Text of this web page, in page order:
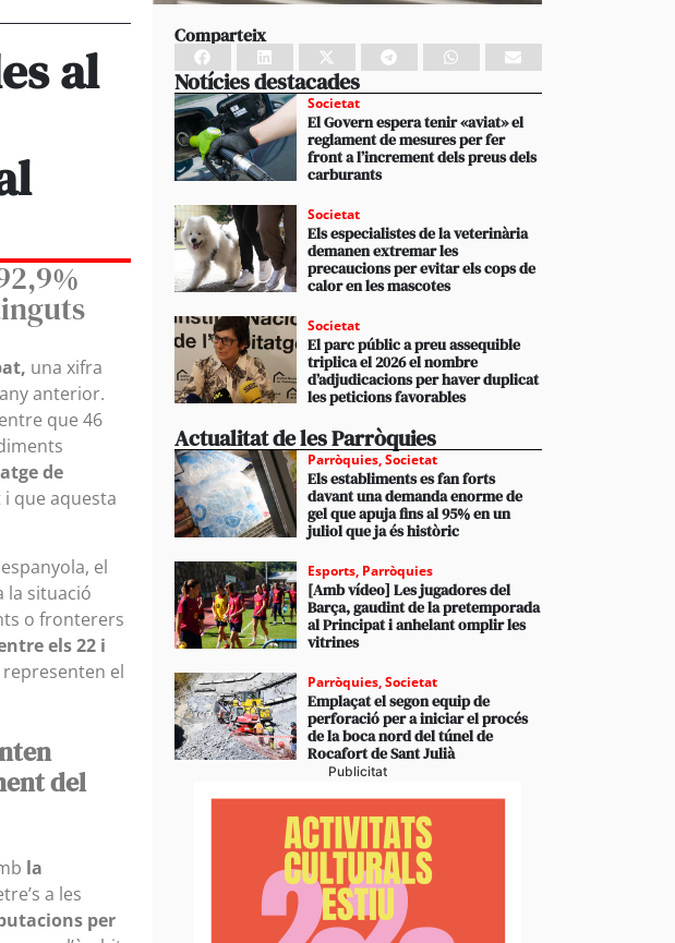
al
una xifra
anterior.
que 46
de
que aquesta
el
la situació
o fronterers
els 22 i
representen el
del
la
a les
per
Comparteix
Notícies destacades
Societat
El Govern espera tenir «aviat» el
reglament de mesures per fer
front a l’increment dels preus dels
carburants
Societat
Els especialistes de la veterinària
demanen extremar les
precaucions per evitar els cops de
calor en les mascotes
Societat
El parc públic a preu assequible
triplica el 2026 el nombre
d’adjudicacions per haver duplicat
les peticions favorables
Actualitat de les Parròquies
Parròquies,Societat
Els establiments es fan forts
davant una demanda enorme de
gel que apuja fins al 95% en un
juliol que ja és històric
Esports, Parròquies
[Amb vídeo] Les jugadores del
Barça, gaudint de la pretemporada
al Principat i anhelant omplir les
vitrines
Parròquies,Societat
Emplaçat el segon equip de
perforació per a iniciar el procés
de la boca nord del túnel de
Rocafort de Sant Julià
Publicitat